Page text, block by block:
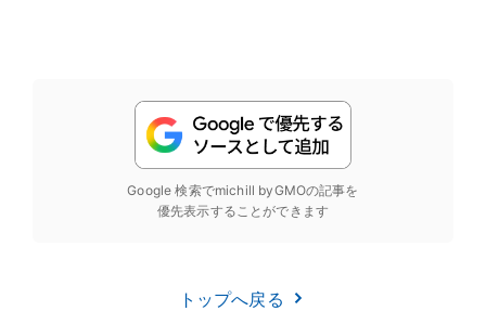
Google 検索でmichill byGMOの記事を
優先表示することができます
トップへ戻る